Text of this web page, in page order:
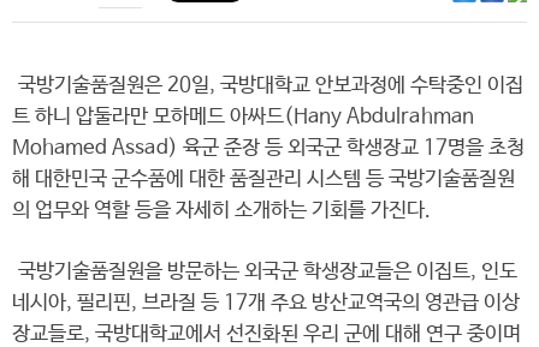
국방기술품질원은 20일, 국방대학교 안보과정에 수탁중인 이집
트 하니 압둘라만 모하메드 아싸드(Hany Abdulrahman
Mohamed Assad) 육군 준장 등 외국군 학생장교 17명을 초청
해 대한민국 군수품에 대한 품질관리 시스템 등 국방기술품질원
의 업무와 역할 등을 자세히 소개하는 기회를 가진다.
국방기술품질원을 방문하는 외국군 학생장교들은 이집트, 인도
네시아, 필리핀, 브라질 등 17개 주요 방산교역국의 영관급 이상
장교들로, 국방대학교에서 선진화된 우리 군에 대해 연구 중이며